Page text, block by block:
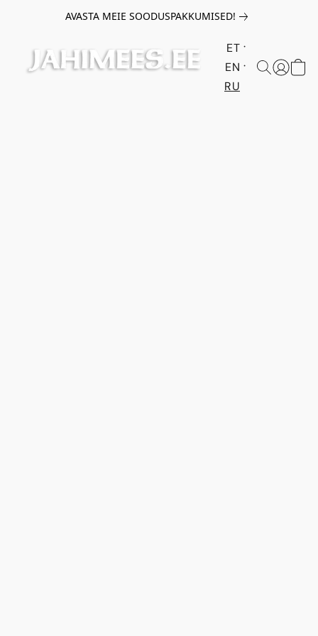
AVASTA MEIE SOODUSPAKKUMISED!
ET
EN
RU